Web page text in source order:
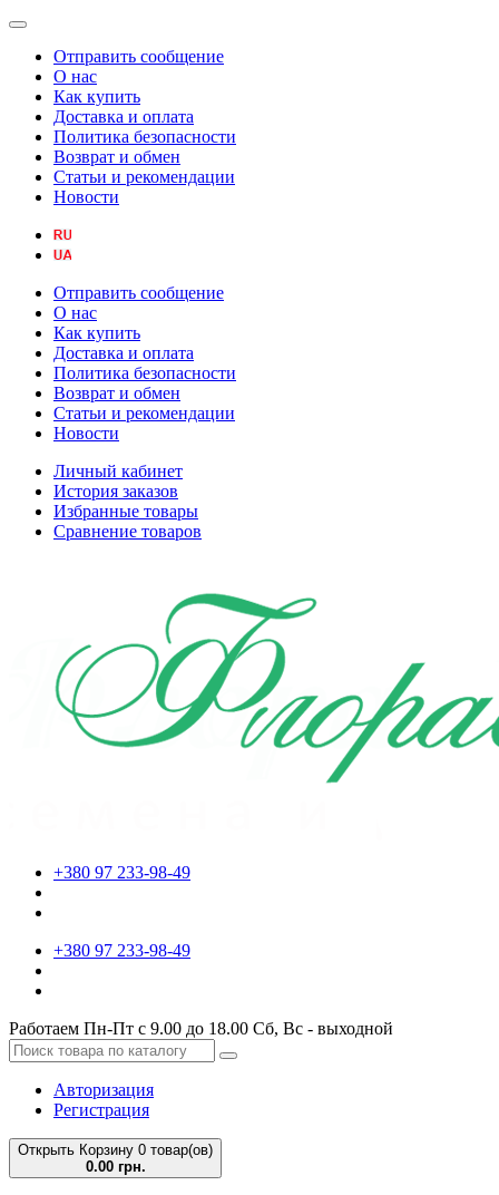
Отправить сообщение
О нас
Как купить
Доставка и оплата
Политика безопасности
Возврат и обмен
Статьи и рекомендации
Новости
Отправить сообщение
О нас
Как купить
Доставка и оплата
Политика безопасности
Возврат и обмен
Статьи и рекомендации
Новости
Личный кабинет
История заказов
Избранные товары
Сравнение товаров
+380 97 233-98-49
+380 97 233-98-49
Работаем Пн-Пт с 9.00 до 18.00 Сб, Вс - выходной
Авторизация
Регистрация
Открыть Корзину 0 товар(ов)
0.00 грн.